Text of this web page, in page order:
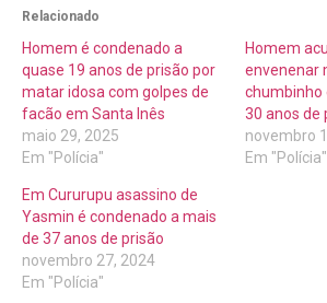
Relacionado
Homem é condenado a
quase 19 anos de prisão por
matar idosa com golpes de
facão em Santa Inês
maio 29, 2025
Em "Polícia"
Homem
envenenar
chumbinho
30 anos de
novembro
Em "Polícia"
Em Cururupu asassino de
Yasmin é condenado a mais
de 37 anos de prisão
novembro 27, 2024
Em "Polícia"